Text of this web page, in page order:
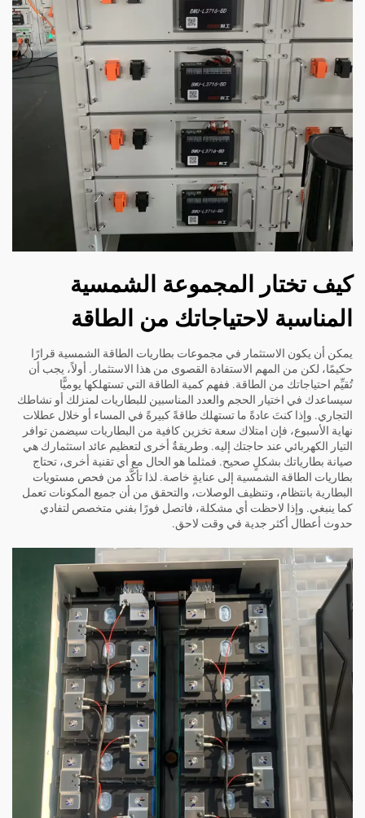
كيف تختار المجموعة الشمسية
المناسبة لاحتياجاتك من الطاقة
يمكن أن يكون الاستثمار في مجموعات بطاريات الطاقة الشمسية قرارًا
حكيمًا، لكن من المهم الاستفادة القصوى من هذا الاستثمار. أولاً، يجب أن
تُقيِّم احتياجاتك من الطاقة. ففهم كمية الطاقة التي تستهلكها يوميًّا
سيساعدك في اختيار الحجم والعدد المناسبين للبطاريات لمنزلك أو نشاطك
التجاري. وإذا كنتَ عادةً ما تستهلك طاقةً كبيرةً في المساء أو خلال عطلات
نهاية الأسبوع، فإن امتلاك سعة تخزين كافية من البطاريات سيضمن توافر
التيار الكهربائي عند حاجتك إليه. وطريقةٌ أخرى لتعظيم عائد استثمارك هي
صيانة بطارياتك بشكلٍ صحيح. فمثلما هو الحال مع أي تقنية أخرى، تحتاج
بطاريات الطاقة الشمسية إلى عنايةٍ خاصة. لذا تأكَّد من فحص مستويات
البطارية بانتظام، وتنظيف الوصلات، والتحقق من أن جميع المكونات تعمل
كما ينبغي. وإذا لاحظت أي مشكلة، فاتصل فورًا بفني متخصص لتفادي
حدوث أعطال أكثر جدية في وقت لاحق.